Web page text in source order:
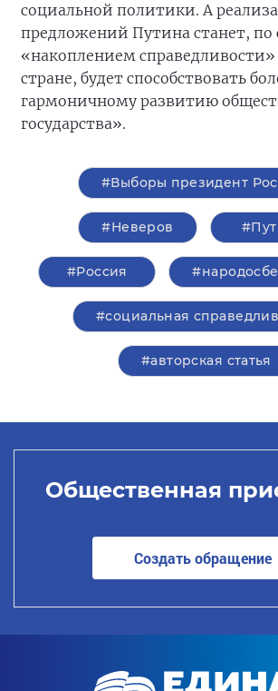
социальной политики. А
предложений Путина станет, по
«накоплением
стране, будет способствовать
гармоничному развитию
государства».
#Выборы президент
#Неверов
#Россия
#социальная
#авторская статья
Общественная
Создать обращение